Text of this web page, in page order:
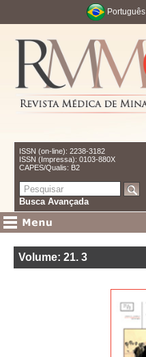
Português
ISSN (on-line): 2238-3182
ISSN (Impressa): 0103-880X
CAPES/Qualis: B2
Busca Avançada
Volume: 21. 3